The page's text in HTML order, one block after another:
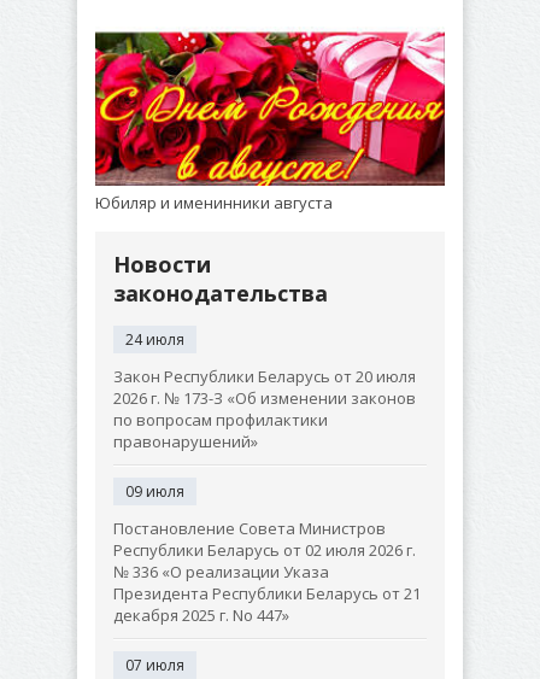
Юбиляр и именинники августа
Новости
законодательства
24 июля
Закон Республики Беларусь от 20 июля
2026 г. № 173-З «Об изменении законов
по вопросам профилактики
правонарушений»
09 июля
Постановление Совета Министров
Республики Беларусь от 02 июля 2026 г.
№ 336 «О реализации Указа
Президента Республики Беларусь от 21
декабря 2025 г. No 447»
07 июля